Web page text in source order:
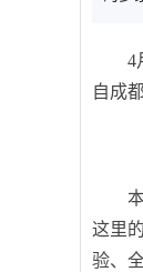
4
自成
这里
验、